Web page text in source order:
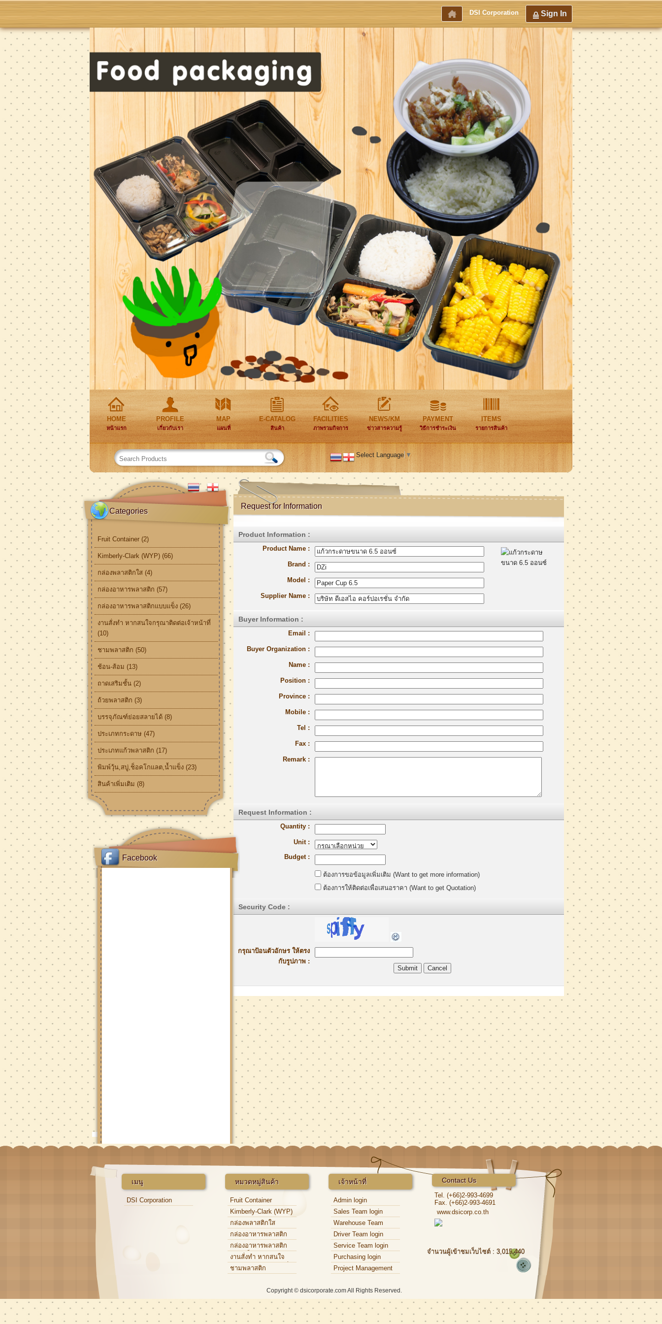
DSI Corporation Sign In
HOME
หน้าแรก
PROFILE
เกี่ยวกับเรา
MAP
แผนที่
E-CATALOG
สินค้า
FACILITIES
ภาพรวมกิจการ
NEWS/KM
ข่าวสารความรู้
PAYMENT
วิธีการชำระเงิน
ITEMS
รายการสินค้า
Select Language ▼
Request for Information
Product Information :
Product Name :
Brand :
Model :
Supplier Name :
Buyer Information :
Email :
Buyer Organization :
Name :
Position :
Province :
Mobile :
Tel :
Fax :
Remark :
Request Information :
Quantity :
Unit :
Budget :
ต้องการขอข้อมูลเพิ่มเติม (Want to get more information)
ต้องการให้ติดต่อเพื่อเสนอราคา (Want to get Quotation)
Security Code :
กรุณาป้อนตัวอักษร ให้ตรง
กับรูปภาพ :
Categories
Fruit Container (2)
Kimberly-Clark (WYP) (66)
กล่องพลาสติกใส (4)
กล่องอาหารพลาสติก (57)
กล่องอาหารพลาสติกแบบแข็ง (26)
งานสั่งทำ หากสนใจกรุณาติดต่อเจ้าหน้าที่
(10)
ชามพลาสติก (50)
ช้อน-ส้อม (13)
ถาดเสริมชั้น (2)
ถ้วยพลาสติก (3)
บรรจุภัณฑ์ย่อยสลายได้ (8)
ประเภทกระดาษ (47)
ประเภทแก้วพลาสติก (17)
พิมพ์วุ้น,สบู่,ช็อคโกแลต,น้ำแข็ง (23)
สินค้าเพิ่มเติม (8)
Facebook
เมนู
DSI Corporation
หมวดหมู่สินค้า
Fruit Container
Kimberly-Clark (WYP)
กล่องพลาสติกใส
กล่องอาหารพลาสติก
กล่องอาหารพลาสติก
แบบแข็ง
งานสั่งทำ หากสนใจ
กรุณาติดต่อเจ้าหน้าที่
ชามพลาสติก
เจ้าหน้าที่
Admin login
Sales Team login
Warehouse Team
login
Driver Team login
Service Team login
Purchasing login
Project Management
Contact Us
Tel. (+66)2-993-4699
Fax. (+66)2-993-4691
www.dsicorp.co.th
จำนวนผู้เข้าชมเว็บไซต์ : 3,015,440
Copyright © dsicorporate.com All Rights Reserved.